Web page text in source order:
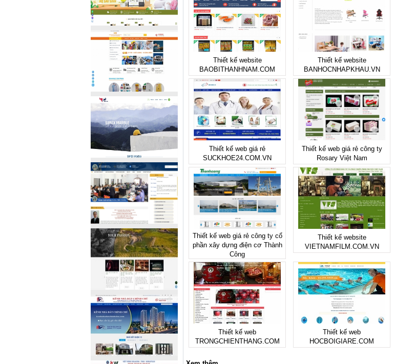
Thiết kế website
BAOBITHANHNAM.COM
Thiết kế website
BANHOCNHAPKHAU.VN
Thiết kế web giá rẻ
SUCKHOE24.COM.VN
Thiết kế web giá rẻ công ty
Rosary Việt Nam
Thiết kế web giá rẻ công ty cổ
phần xây dựng điện cơ Thành
Công
Thiết kế website
VIETNAMFILM.COM.VN
Thiết kế web
TRONGCHIENTHANG.COM
Thiết kế web
HOCBOIGIARE.COM